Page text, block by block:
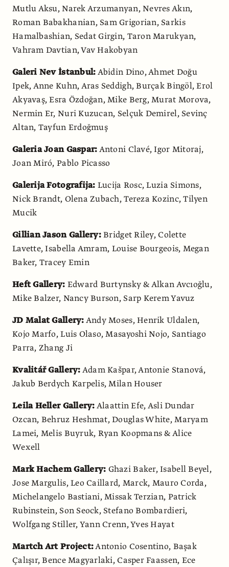
Mutlu Aksu, Narek Arzumanyan, Nevres Akın,
Roman Babakhanian, Sam Grigorian, Sarkis
Hamalbashian, Sedat Girgin, Taron Marukyan,
Vahram Davtian, Vav Hakobyan
Galeri Nev İstanbul:Abidin Dino, Ahmet Doğu
Ipek, Anne Kuhn, Aras Seddigh, Burçak Bingöl, Erol
Akyavaş, Esra Özdoğan, Mike Berg, Murat Morova,
Nermin Er, Nuri Kuzucan, Selçuk Demirel, Sevinç
Altan, Tayfun Erdoğmuş
Galeria Joan Gaspar:Antoni Clavé, Igor Mitoraj,
Joan Miró, Pablo Picasso
Galerija Fotografija: Lucija Rosc, Luzia Simons,
Nick Brandt, Olena Zubach, Tereza Kozinc, Tilyen
Mucik
Gillian Jason Gallery:Bridget Riley, Colette
Lavette, Isabella Amram, Louise Bourgeois, Megan
Baker, Tracey Emin
Heft Gallery: Edward Burtynsky & Alkan Avcıoğlu,
Mike Balzer, Nancy Burson, Sarp Kerem Yavuz
JD Malat Gallery:Andy Moses, Henrik Uldalen,
Kojo Marfo, Luis Olaso, Masayoshi Nojo, Santiago
Parra, Zhang Ji
Kvalitář Gallery:Adam Kašpar, Antonie Stanová,
Jakub Berdych Karpelis, Milan Houser
Leila Heller Gallery:Alaattin Efe, Asli Dundar
Ozcan, Behruz Heshmat, Douglas White, Maryam
Lamei, Melis Buyruk, Ryan Koopmans & Alice
Wexell
Mark Hachem Gallery: Ghazi Baker, Isabell Beyel,
Jose Margulis, Leo Caillard, Marck, Mauro Corda,
Michelangelo Bastiani, Missak Terzian, Patrick
Rubinstein, Son Seock, Stefano Bombardieri,
Wolfgang Stiller, Yann Crenn, Yves Hayat
Martch Art Project:Antonio Cosentino, Başak
Çalışır, Bence Magyarlaki, Casper Faassen, Ece